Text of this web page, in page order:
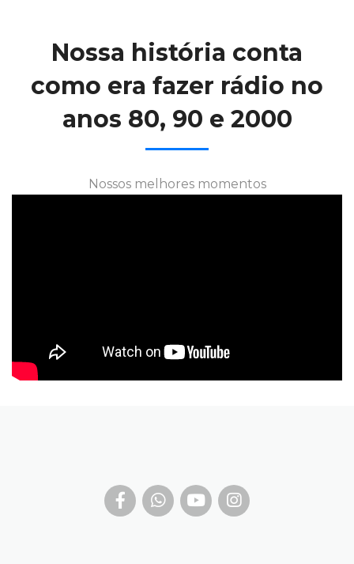
Nossa história conta
como era fazer rádio no
anos 80, 90 e 2000
Nossos melhores momentos